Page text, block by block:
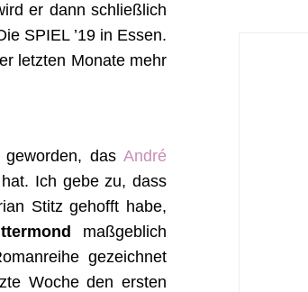
er dann schließlich
SPIEL ’19 in Essen.
letzten Monate mehr
das André
Ich gebe zu, dass
Stitz gehofft habe,
maßgeblich
gezeichnet
Woche den ersten